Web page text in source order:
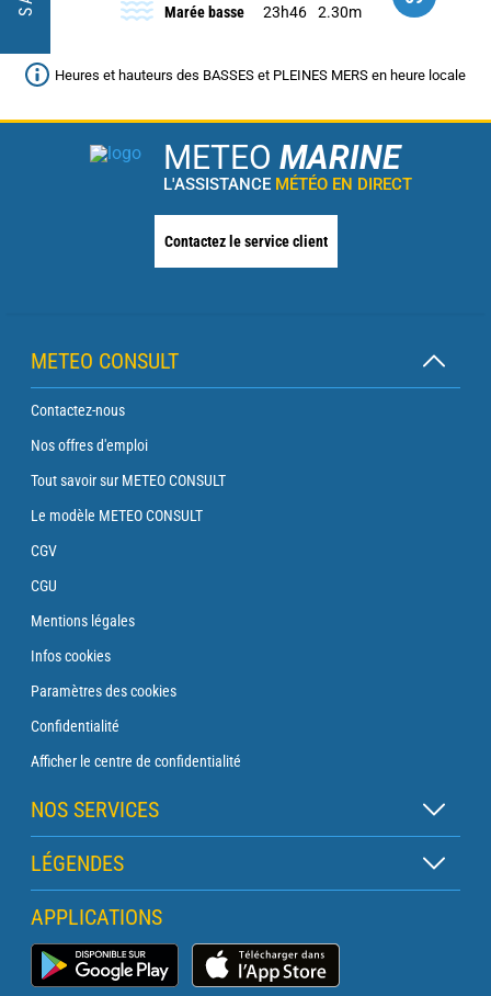
Marée basse
23h46 2.30m
Heures et hauteurs des BASSES et PLEINES MERS en heure locale
METEO MARINE
L'ASSISTANCE MÉTÉO EN DIRECT
Contactez le service client
METEO CONSULT
Contactez-nous
Nos offres d'emploi
Tout savoir sur METEO CONSULT
Le modèle METEO CONSULT
CGV
CGU
Mentions légales
Infos cookies
Paramètres des cookies
Confidentialité
Afficher le centre de confidentialité
NOS SERVICES
Abonnement Zen
Abonnement Balise
Abonnement Traversée
Abonnement Phare
LÉGENDES
Légende des cartes
Légende des pictogrammes
Glossaire
APPLICATIONS
Application Météo Marine